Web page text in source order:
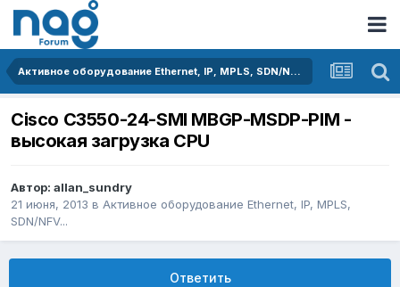
Активное оборудование Ethernet, IP, MPLS, SDN/NFV...
Cisco C3550-24-SMI MBGP-MSDP-PIM -
высокая загрузка CPU
Автор: allan_sundry
21 июня, 2013 в Активное оборудование Ethernet, IP, MPLS,
SDN/NFV...
Ответить